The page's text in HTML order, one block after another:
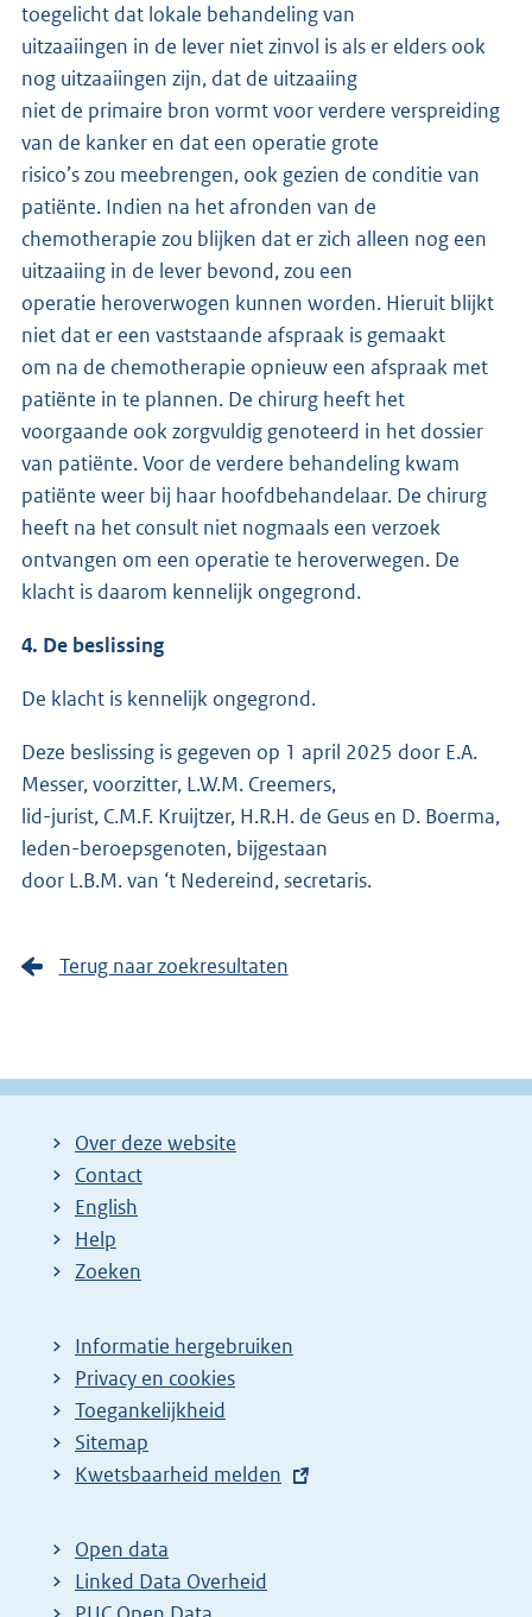
toegelicht dat lokale behandeling van
uitzaaiingen in de lever niet zinvol is als er elders ook
nog uitzaaiingen zijn, dat de uitzaaiing
niet de primaire bron vormt voor verdere verspreiding
van de kanker en dat een operatie grote
risico’s zou meebrengen, ook gezien de conditie van
patiënte. Indien na het afronden van de
chemotherapie zou blijken dat er zich alleen nog een
uitzaaiing in de lever bevond, zou een
operatie heroverwogen kunnen worden. Hieruit blijkt
niet dat er een vaststaande afspraak is gemaakt
om na de chemotherapie opnieuw een afspraak met
patiënte in te plannen. De chirurg heeft het
voorgaande ook zorgvuldig genoteerd in het dossier
van patiënte. Voor de verdere behandeling kwam
patiënte weer bij haar hoofdbehandelaar. De chirurg
heeft na het consult niet nogmaals een verzoek
ontvangen om een operatie te heroverwegen. De
klacht is daarom kennelijk ongegrond.
4. De beslissing
De klacht is kennelijk ongegrond.
Deze beslissing is gegeven op 1 april 2025 door E.A.
Messer, voorzitter, L.W.M. Creemers,
lid-jurist, C.M.F. Kruijtzer, H.R.H. de Geus en D. Boerma,
leden-beroepsgenoten, bijgestaan
door L.B.M. van ‘t Nedereind, secretaris.
Terug naar zoekresultaten
Over deze website
Contact
English
Help
Zoeken
Informatie hergebruiken
Privacy en cookies
Toegankelijkheid
Sitemap
E
t
e
r
Kwetsbaarheid melden
Open data
Linked Data Overheid